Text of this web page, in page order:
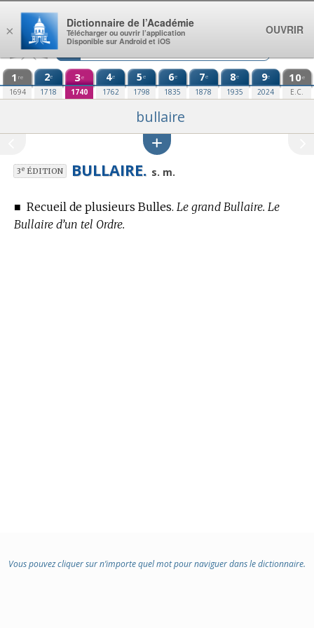
Aller au contenu
1 re
1694
2e
1718
3e
1740
4e
1762
5e
1798
6e
1835
7e
1878
8e
1935
9e
2024
10e
E.C.
bullaire
3eÉDITION BULLAIRE. s. m.
■ Recueil de plusieurs Bulles. Le grand Bullaire. Le
Bullaire d’un tel Ordre.
Vous pouvez cliquer sur n’importe quel mot pour naviguer dans le dictionnaire.
×
Dictionnaire de l’Académie
Télécharger ou ouvrir l’application
Disponible sur Android et iOS
OUVRIR